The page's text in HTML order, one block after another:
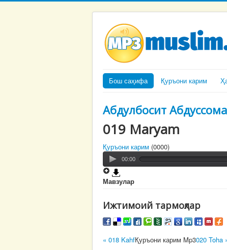
Бош саҳифа Қуръони карим
Абдулбосит
019 Maryam
Қуръони карим (0000)
00:00
Мавзулар
Ижтимоий тармоқлар
« 018 KahfҚуръони карим Mp3020 Toha